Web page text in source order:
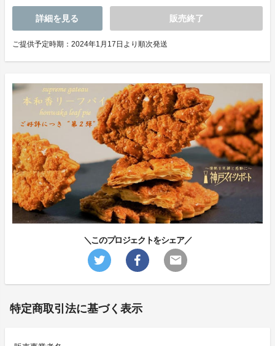
詳細を見る 販売終了
ご提供予定時期：2024年1月17日より順次発送
＼このプロジェクトをシェア／
特定商取引法に基づく表示